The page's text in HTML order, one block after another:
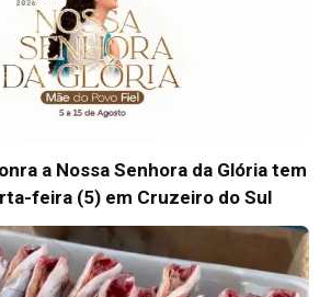
a Nossa Senhora da Glória tem
feira (5) em Cruzeiro do Sul